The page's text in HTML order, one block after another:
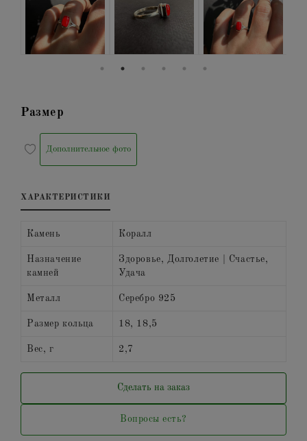
Размер
Дополнительное фото
ХАРАКТЕРИСТИКИ
Камень Коралл
Назначение
камней
Здоровье, Долголетие | Счастье,
Удача
Металл Серебро 925
Размер кольца 18, 18,5
Вес, г 2,7
Сделать на заказ
Вопросы есть?